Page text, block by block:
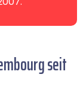
seit